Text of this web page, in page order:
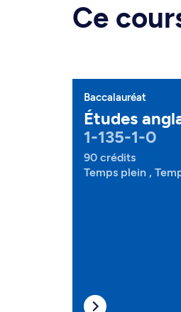
Ce
Baccalauréat
Études
1-135-1-0
90 crédits
Temps plein ,